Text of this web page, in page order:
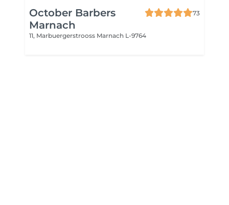
October Barbers
Marnach
73
11, Marbuergerstrooss Marnach L-9764